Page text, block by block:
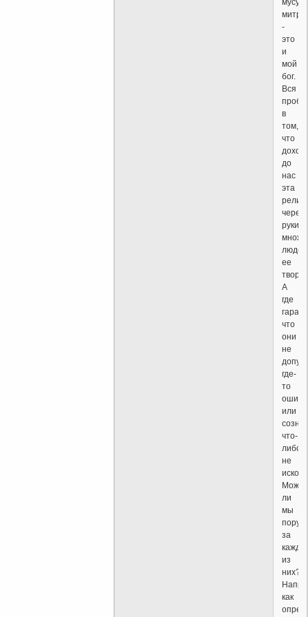
-
это
и
мой
бог.
Вся
в
том,
что
до
нас
эта
через
руки
ее
А
где
что
они
не
где-
то
или
что-
либо
не
ли
мы
за
из
них?
как